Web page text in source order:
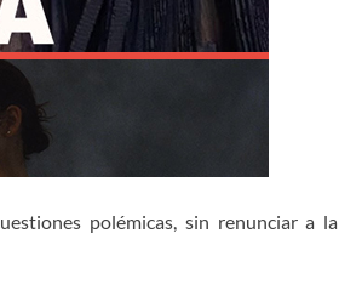
polémicas, sin renunciar a la